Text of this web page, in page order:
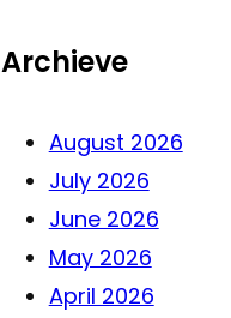
Archieve
August 2026
July 2026
June 2026
May 2026
April 2026